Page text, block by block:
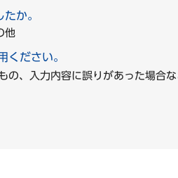
か。
他
ください。
の、入力内容に誤りがあった場